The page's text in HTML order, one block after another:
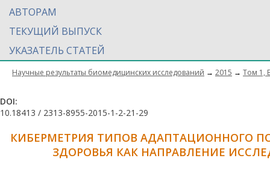
АВТОРАМ
ТЕКУЩИЙ ВЫПУСК
УКАЗАТЕЛЬ СТАТЕЙ
Научные результаты биомедицинских исследований → 2015 → Том 1,
DOI:
10.18413 / 2313-8955-2015-1-2-21-29
КИБЕРМЕТРИЯ ТИПОВ АДАПТАЦИОННОГО
ЗДОРОВЬЯ КАК НАПРАВЛЕНИЕ